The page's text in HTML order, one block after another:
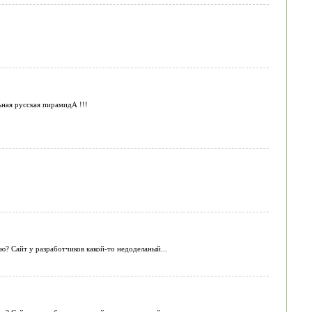
русская пирамидА !!!
у разработчиков какой-то недоделаный...